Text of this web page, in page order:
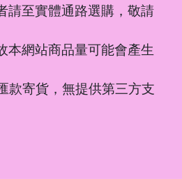
請至實體通路選購，敬請
本網站商品量可能會產生
款寄貨，無提供第三方支